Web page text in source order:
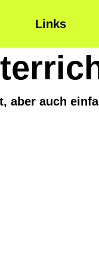
Links
aber auch